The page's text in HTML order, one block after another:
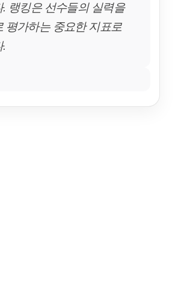
. 랭킹은 선수들의 실력을
평가하는 중요한 지표로